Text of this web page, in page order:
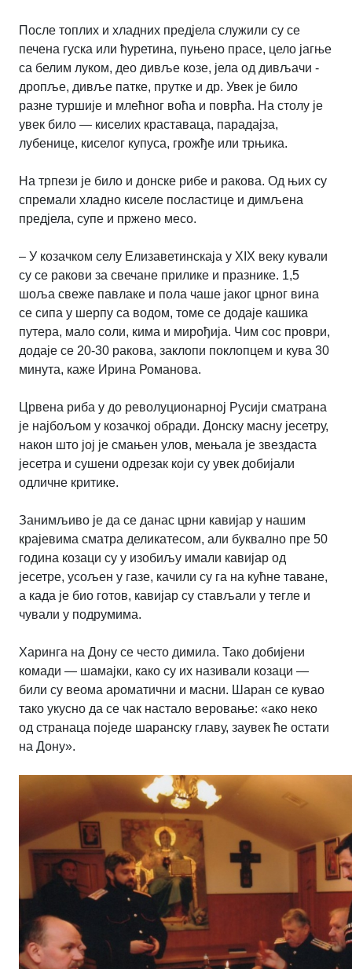
После топлих и хладних предјела служили су се
печена гуска или ћуретина, пуњено прасе, цело јагње
са белим луком, део дивље козе, јела од дивљачи -
дропље, дивље патке, прутке и др. Увек је било
разне туршије и млећног воћа и поврћа. На столу је
увек било — киселих краставаца, парадајза,
лубенице, киселог купуса, грожђе или трњика.
На трпези је било и донске рибе и ракова. Од њих су
спремали хладно киселе посластице и димљена
предјела, супе и пржено месо.
– У козачком селу Елизаветинскаја у XIX веку кували
су се ракови за свечане прилике и празнике. 1,5
шоља свеже павлаке и пола чаше јаког црног вина
се сипа у шерпу са водом, томе се додаје кашика
путера, мало соли, кима и мирођија. Чим сос проври,
додаје се 20-30 ракова, заклопи поклопцем и кува 30
минута, каже Ирина Романова.
Црвена риба у до револуционарној Русији сматрана
је најбољом у козачкој обради. Донску масну јесетру,
након што јој је смањен улов, мењала је звездаста
јесетра и сушени одрезак који су увек добијали
одличне критике.
Занимљиво је да се данас црни кавијар у нашим
крајевима сматра деликатесом, али буквално пре 50
година козаци су у изобиљу имали кавијар од
јесетре, усољен у газе, качили су га на кућне таване,
а када је био готов, кавијар су стављали у тегле и
чували у подрумима.
Харинга на Дону се често димила. Тако добијени
комади — шамајки, како су их називали козаци —
били су веома ароматични и масни. Шаран се кувао
тако укусно да се чак настало веровање: «ако неко
од странаца поједе шаранску главу, заувек ће остати
на Дону».